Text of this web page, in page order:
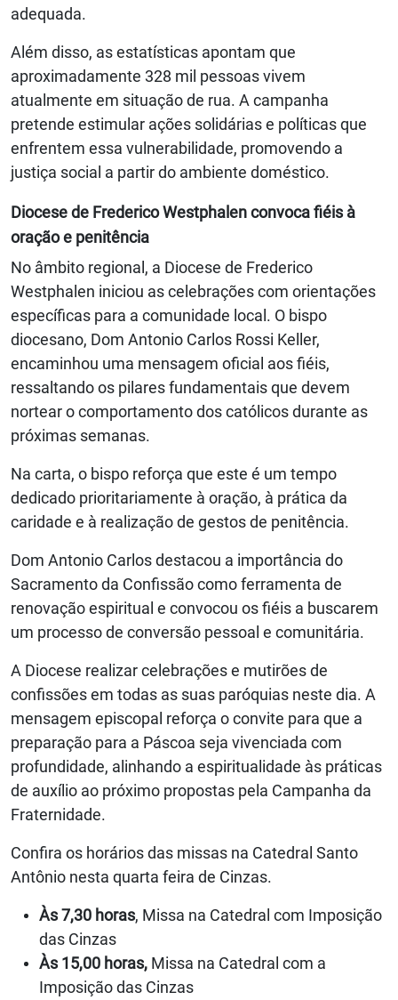
adequada.
Além disso, as estatísticas apontam que
aproximadamente 328 mil pessoas vivem
atualmente em situação de rua. A campanha
pretende estimular ações solidárias e políticas que
enfrentem essa vulnerabilidade, promovendo a
justiça social a partir do ambiente doméstico.
Diocese de Frederico Westphalen convoca fiéis à
oração e penitência
No âmbito regional, a Diocese de Frederico
Westphalen iniciou as celebrações com orientações
específicas para a comunidade local. O bispo
diocesano, Dom Antonio Carlos Rossi Keller,
encaminhou uma mensagem oficial aos fiéis,
ressaltando os pilares fundamentais que devem
nortear o comportamento dos católicos durante as
próximas semanas.
Na carta, o bispo reforça que este é um tempo
dedicado prioritariamente à oração, à prática da
caridade e à realização de gestos de penitência.
Dom Antonio Carlos destacou a importância do
Sacramento da Confissão como ferramenta de
renovação espiritual e convocou os fiéis a buscarem
um processo de conversão pessoal e comunitária.
A Diocese realizar celebrações e mutirões de
confissões em todas as suas paróquias neste dia. A
mensagem episcopal reforça o convite para que a
preparação para a Páscoa seja vivenciada com
profundidade, alinhando a espiritualidade às práticas
de auxílio ao próximo propostas pela Campanha da
Fraternidade.
Confira os horários das missas na Catedral Santo
Antônio nesta quarta feira de Cinzas.
Às 7,30 horas, Missa na Catedral com Imposição
das Cinzas
Às 15,00 horas, Missa na Catedral com a
Imposição das Cinzas